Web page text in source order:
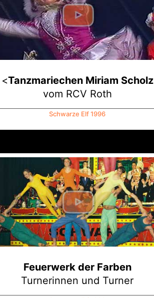
<Tanzmariechen Miriam Scholz
vom RCV Roth
Schwarze Elf 1996
Feuerwerk der Farben
Turnerinnen und Turner